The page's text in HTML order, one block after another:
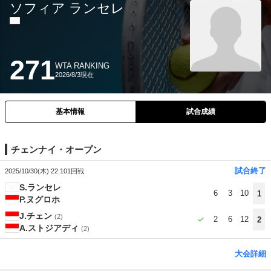
ソフィア ランセレ
271WTA RANKING
2026/8/3現在
基本情報 試合成績
チェンナイ・オープン
2025/10/30(木) 22:101回戦 試合終了
S.ランセレ
P.ヌグロホ
6 3 10 1
J.チェン (2)
A.ストジアディ (2)
2 6 12 2
大会詳細